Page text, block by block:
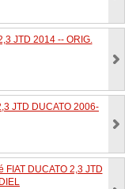
JTD 2014 -- ORIG.
JTD DUCATO 2006-
DUCATO 2,3 JTD